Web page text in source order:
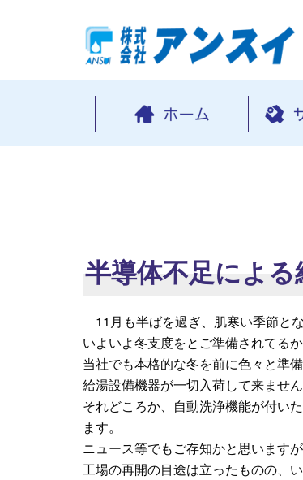
半導体不足によ
11月も半ばを過ぎ、肌寒い季節とな
いよいよ冬支度をとご準備されてるか
当社でも本格的な冬を前に色々と準
給湯設備機器が一切入荷して来ません
それどころか、自動洗浄機能が付い
ます。
ニュース等でもご存知かと思います
工場の再開の目途は立ったものの、